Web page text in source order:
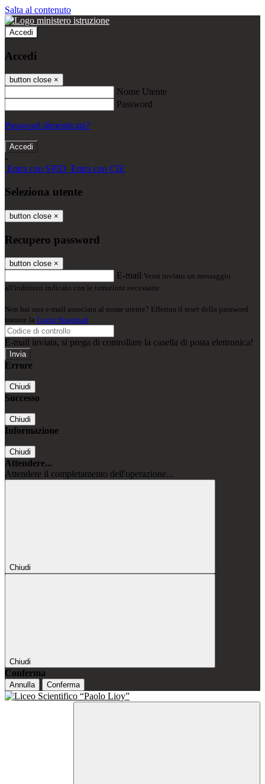
Salta al contenuto
Accedi
Accedi
button close ×
Nome Utente
Password
Password dimenticata?
-
Entra con SPID Entra con CIE
Seleziona utente
button close ×
Recupero password
button close ×
E-mail Verrà inviato un messaggio
all'indirizzo indicato con le istruzioni necessarie.
Non hai una e-mail associata al nome utente? Effettua il reset della password
tramite la Login Spaggiari
E-mail inviata, si prega di controllare la casella di posta elettronica!
Errore
Chiudi
Successo
Chiudi
Informazione
Chiudi
Attendere...
Attendere il completamento dell'operazione...
Chiudi
Chiudi
Conferma
Annulla Conferma